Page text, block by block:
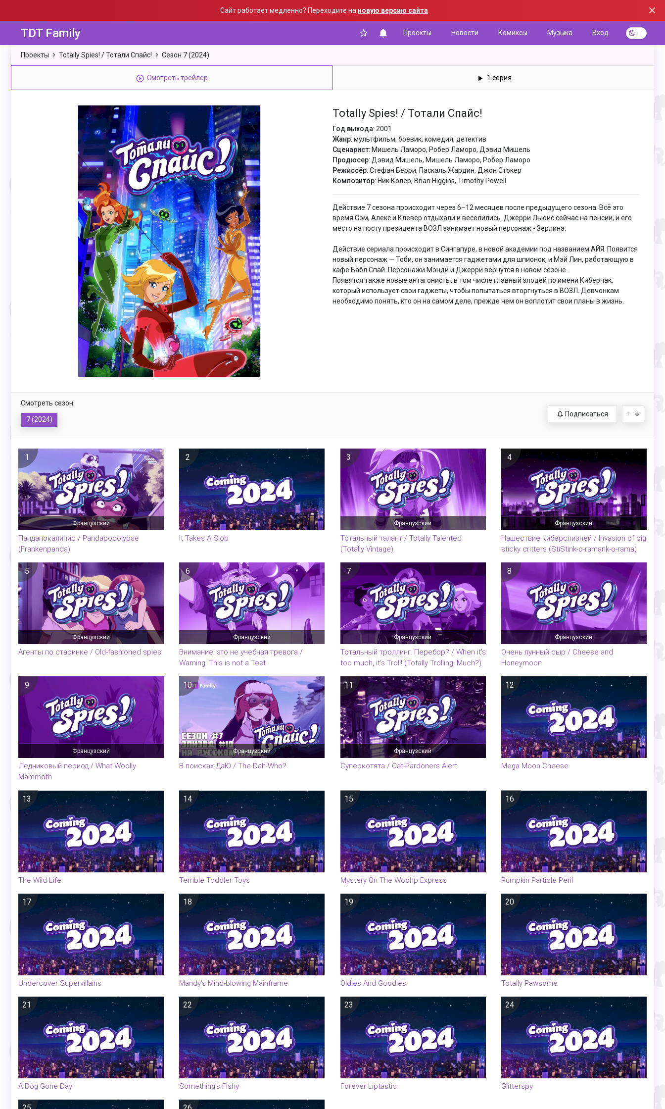
Сайт работает медленно? Переходите на новую версию сайта
TDT Family
отключить рекламу!
Проекты Новости Комиксы Музыка Вход
Проекты Totally Spies! / Тотали Спайс! Сезон 7 (2024)
Смотреть трейлер 1 серия
Totally Spies! / Тотали Спайс!
Год выхода: 2001
Жанр: мультфильм, боевик, комедия, детектив
Сценарист: Мишель Ламоро, Робер Ламоро, Дэвид Мишель
Продюсер: Дэвид Мишель, Мишель Ламоро, Робер Ламоро
Режиссёр: Стефан Берри, Паскаль Жардин, Джон Стокер
Композитор: Ник Колер, Brian Higgins, Timothy Powell
Действие 7 сезона происходит через 6–12 месяцев после предыдущего сезона. Всё это
время Сэм, Алекс и Клевер отдыхали и веселились. Джерри Льюис сейчас на пенсии, и его
место на посту президента ВОЗЛ занимает новый персонаж - Зерлина.
Действие сериала происходит в Сингапуре, в новой академии под названием АЙЯ. Появится
новый персонаж — Тоби, он занимается гаджетами для шпионок, и Мэй Лин, работающую в
кафе Бабл Спай. Персонажи Мэнди и Джерри вернутся в новом сезоне.
Появятся также новые антагонисты, в том числе главный злодей по имени Киберчак,
который использует свои гаджеты, чтобы попытаться вторгнуться в ВОЗЛ. Девчонкам
необходимо понять, кто он на самом деле, прежде чем он воплотит свои планы в жизнь.
Смотреть сезон:
7 (2024)
Подписаться
1
Французский
Пандапокалипис / Pandapocolypse
(Frankenpanda)
2
It Takes A Slob
3
Французский
Тотальный талант / Totally Talented
(Totally Vintage)
4
Французский
Нашествие киберслизней / Invasion of big
sticky critters (StiStink-o-ramank-o-rama)
5
Французский
Агенты по старинке / Old-fashioned spies
6
Французский
Внимание: это не учебная тревога /
Warning: This is not a Test
7
Французский
Тотальный троллинг. Перебор? / When it's
too much, it's Troll! (Totally Trolling, Much?)
8
Французский
Очень лунный сыр / Cheese and
Honeymoon
9
Французский
Ледниковый период / What Woolly
Mammoth
10
Французский
В поисках ДаЮ / The Dah-Who?
11
Французский
Суперкотята / Cat-Pardoners Alert
12
Mega Moon Cheese
13
The Wild Life
14
Terrible Toddler Toys
15
Mystery On The Woohp Express
16
Pumpkin Particle Peril
17
Undercover Supervillains
18
Mandy's Mind-blowing Mainframe
19
Oldies And Goodies
20
Totally Pawsome
21
A Dog Gone Day
22
Something's Fishy
23
Forever Liptastic
24
Glitterspy